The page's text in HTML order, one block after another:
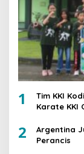
1
Tim KKI
Karate KKI
2
Argentina
Perancis